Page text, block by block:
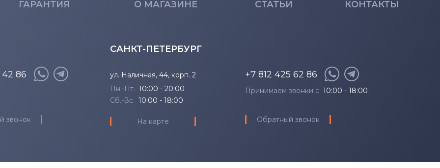
ГАРАНТИЯ О МАГАЗИНЕ СТАТЬИ КОНТАКТЫ
42 86
звонок
САНКТ-ПЕТЕРБУРГ
ул. Наличная, 44, корп. 2
Пн.-Пт. 10:00 - 20:00
Сб.-Вс. 10:00 - 18:00
На карте
+7 812 425 62 86
Принимаем звонки с 10:00 - 18:00
Обратный звонок